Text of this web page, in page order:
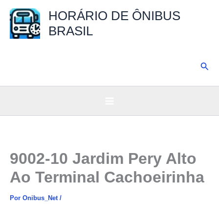
para
HORÁRIO DE ÔNIBUS
BRASIL
9002-10 Jardim Pery Alto
Ao Terminal Cachoeirinha
Por Onibus_Net /